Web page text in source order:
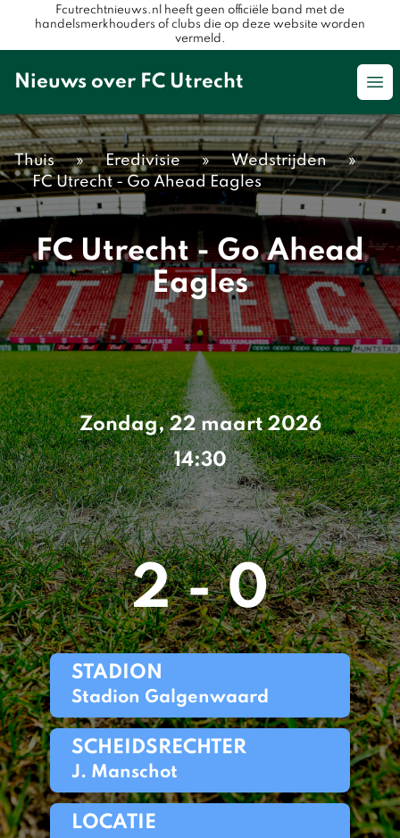
Fcutrechtnieuws.nl heeft geen officiële band met de
handelsmerkhouders of clubs die op deze website worden
vermeld.
Nieuws over FC Utrecht
Thuis » Eredivisie » Wedstrijden
»
FC Utrecht - Go Ahead Eagles
FC Utrecht - Go Ahead
Eagles
Zondag, 22 maart 2026
14:30
2 - 0
STADION
Stadion Galgenwaard
SCHEIDSRECHTER
J. Manschot
LOCATIE